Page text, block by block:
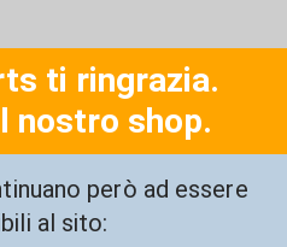
ti ringrazia.
nostro shop.
però ad essere
al sito: